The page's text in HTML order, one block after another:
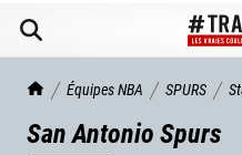
TrashTalk Actu NBA
Équipes NBA SPURS
San Antonio Spurs